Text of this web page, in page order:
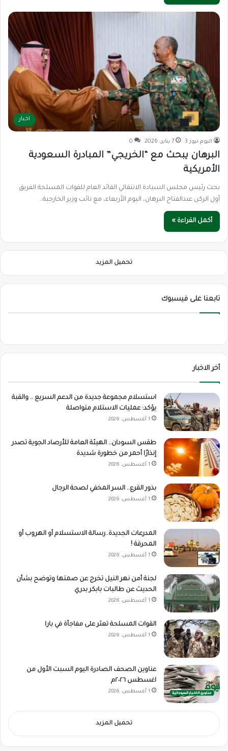
اخبار
اليوم نيوز 3 7 يناير، 2026 0
البرهان يبحث مع “الخريجي” المبادرة السعودية
الأمريكية
بحث رئيس مجلس السيادة الانتقالي القائد العام للقوات المسلحة الفريق
أول الركن عبدالفتاح البرهان، اليوم الأربعاء، مع نائب وزير الخارجية…
أكمل القراءة »
تحميل المزيد
تابعنا على فيسبوك
أخر الاخبار
استسلام مجموعة جديدة من الدعم السريع .. والقبة
يؤكد: عمليات الاستلام متواصلة
1 أغسطس، 2026
طقس السودان.. الهيئة العامة للأرصاد الجوية تصدر
إنذارًا أحمر من خطورة شديدة
1 أغسطس، 2026
بذور القرع.. السر المخفي لصحة الرجال
1 أغسطس، 2026
المدرعات الجديدة..رسالة الاستسلام أو الهروب أو
المحرقة !
1 أغسطس، 2026
لجنة أمن نهر النيل تخرج عن صمتها وتوضح بشأن
الحديث عن طالبات بابكر بدري
1 أغسطس، 2026
القوات المسلحة تعثر على مفاجأة في بارا
1 أغسطس، 2026
عناوين الصحف الصادرة اليوم السبت الأول من
اغسطس ٢٠٢٦م
1 أغسطس، 2026
تحميل المزيد